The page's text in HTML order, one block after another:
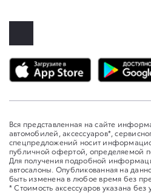
Вся представленная на сайте
автомобилей, аксессуаров*,
спецпредложений носит
публичной офертой, определяемой
Для получения подробной
автосалоны. Опубликованная на
быть изменена в любое время без
* Стоимость аксессуаров указана без